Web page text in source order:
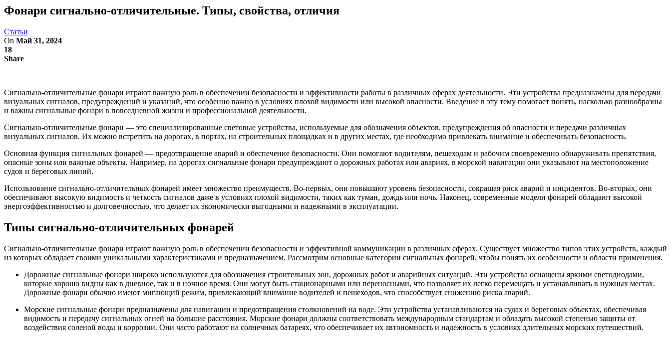
Фонари сигнально-отличительные. Типы, свойства, отличия
Статьи
On Май 31, 2024
18
Share
Сигнально-отличительные фонари играют важную роль в обеспечении безопасности и эффективности работы в различных сферах деятельности. Эти устройства предназначены для передачи
визуальных сигналов, предупреждений и указаний, что особенно важно в условиях плохой видимости или высокой опасности. Введение в эту тему помогает понять, насколько разнообразны
и важны сигнальные фонари в повседневной жизни и профессиональной деятельности.
Сигнально-отличительные фонари — это специализированные световые устройства, используемые для обозначения объектов, предупреждения об опасности и передачи различных
визуальных сигналов. Их можно встретить на дорогах, в портах, на строительных площадках и в других местах, где необходимо привлекать внимание и обеспечивать безопасность.
Основная функция сигнальных фонарей — предотвращение аварий и обеспечение безопасности. Они помогают водителям, пешеходам и рабочим своевременно обнаруживать препятствия,
опасные зоны или важные объекты. Например, на дорогах сигнальные фонари предупреждают о дорожных работах или авариях, в морской навигации они указывают на местоположение
судов и береговых линий.
Использование сигнально-отличительных фонарей имеет множество преимуществ. Во-первых, они повышают уровень безопасности, сокращая риск аварий и инцидентов. Во-вторых, они
обеспечивают высокую видимость и четкость сигналов даже в условиях плохой видимости, таких как туман, дождь или ночь. Наконец, современные модели фонарей обладают высокой
энергоэффективностью и долговечностью, что делает их экономически выгодными и надежными в эксплуатации.
Типы сигнально-отличительных фонарей
Сигнально-отличительные фонари играют важную роль в обеспечении безопасности и эффективной коммуникации в различных сферах. Существует множество типов этих устройств, каждый
из которых обладает своими уникальными характеристиками и предназначением. Рассмотрим основные категории сигнальных фонарей, чтобы понять их особенности и области применения.
Дорожные сигнальные фонари широко используются для обозначения строительных зон, дорожных работ и аварийных ситуаций. Эти устройства оснащены яркими светодиодами,
которые хорошо видны как в дневное, так и в ночное время. Они могут быть стационарными или переносными, что позволяет их легко перемещать и устанавливать в нужных местах.
Дорожные фонари обычно имеют мигающий режим, привлекающий внимание водителей и пешеходов, что способствует снижению риска аварий.
Морские сигнальные фонари предназначены для навигации и предотвращения столкновений на воде. Эти устройства устанавливаются на судах и береговых объектах, обеспечивая
видимость и передачу сигнальных огней на большие расстояния. Морские фонари должны соответствовать международным стандартам и обладать высокой степенью защиты от
воздействия соленой воды и коррозии. Они часто работают на солнечных батареях, что обеспечивает их автономность и надежность в условиях длительных морских путешествий.